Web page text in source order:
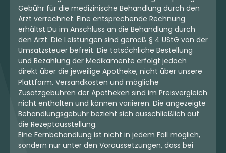
Gebühr für die medizinische Behandlung durch den
Arzt verrechnet. Eine entsprechende Rechnung
erhältst Du im Anschluss an die Behandlung durch
den Arzt. Die Leistungen sind gemäß § 4 UStG von der
Umsatzsteuer befreit. Die tatsächliche Bestellung
und Bezahlung der Medikamente erfolgt jedoch
direkt über die jeweilige Apotheke, nicht über unsere
Plattform. Versandkosten und mögliche
Zusatzgebühren der Apotheken sind im Preisvergleich
nicht enthalten und können variieren. Die angezeigte
Behandlungsgebühr bezieht sich ausschließlich auf
die Rezeptausstellung.
Eine Fernbehandlung ist nicht in jedem Fall möglich,
sondern nur unter den Voraussetzungen, dass bei